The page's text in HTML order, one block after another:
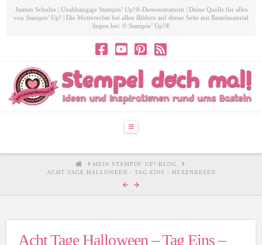
Jasmin Schulze | Unabhängige Stampin’ Up!®-Demonstratorin | Deine Quelle für alles
von Stampin' Up! | Die Motivrechte bei allen Bildern auf dieser Seite mit Bastelmaterial
liegen bei: © Stampin’ Up!®
Navigation
HOMEMEIN STAMPIN' UP!-BLOG
ACHT TAGE HALLOWEEN - TAG EINS - HEXENBESEN
Acht Tage Halloween – Tag Eins –